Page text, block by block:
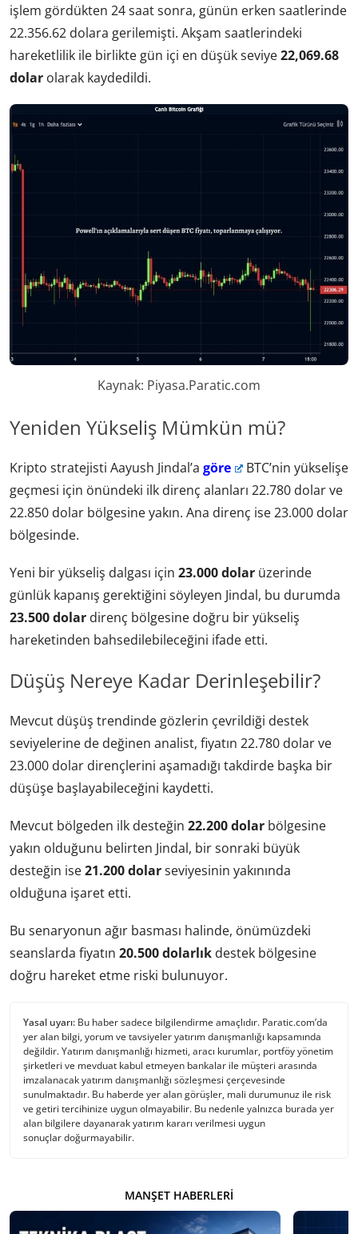
işlem gördükten 24 saat sonra, günün erken saatlerinde
22.356.62 dolara gerilemişti. Akşam saatlerindeki
hareketlilik ile birlikte gün içi en düşük seviye22,069.68
dolar olarak kaydedildi.
Kaynak: Piyasa.Paratic.com
Yeniden Yükseliş Mümkün mü?
Kripto stratejisti Aayush Jindal’a göre
BTC’nin yükselişe
geçmesi için önündeki ilk direnç alanları 22.780 dolar ve
22.850 dolar bölgesine yakın. Ana direnç ise 23.000 dolar
bölgesinde.
Yeni bir yükseliş dalgası için 23.000 dolar üzerinde
günlük kapanış gerektiğini söyleyen Jindal, bu durumda
23.500 dolar direnç bölgesine doğru bir yükseliş
hareketinden bahsedilebileceğini ifade etti.
Düşüş Nereye Kadar Derinleşebilir?
Mevcut düşüş trendinde gözlerin çevrildiği destek
seviyelerine de değinen analist, fiyatın 22.780 dolar ve
23.000 dolar dirençlerini aşamadığı takdirde başka bir
düşüşe başlayabileceğini kaydetti.
Mevcut bölgeden ilk desteğin 22.200 dolar bölgesine
yakın olduğunu belirten Jindal, bir sonraki büyük
desteğin ise21.200 dolarseviyesinin yakınında
olduğuna işaret etti.
Bu senaryonun ağır basması halinde, önümüzdeki
seanslarda fiyatın 20.500 dolarlık destek bölgesine
doğru hareket etme riski bulunuyor.
Yasal uyarı: Bu haber sadece bilgilendirme amaçlıdır. Paratic.com’da
yer alan bilgi, yorum ve tavsiyeler yatırım danışmanlığı kapsamında
değildir. Yatırım danışmanlığı hizmeti, aracı kurumlar, portföy yönetim
şirketleri ve mevduat kabul etmeyen bankalar ile müşteri arasında
imzalanacak yatırım danışmanlığı sözleşmesi çerçevesinde
sunulmaktadır. Bu haberde yer alan görüşler, mali durumunuz ile risk
ve getiri tercihinize uygun olmayabilir. Bu nedenle yalnızca burada yer
alan bilgilere dayanarak yatırım kararı verilmesi uygun
sonuçlar doğurmayabilir.
MANŞET HABERLERI